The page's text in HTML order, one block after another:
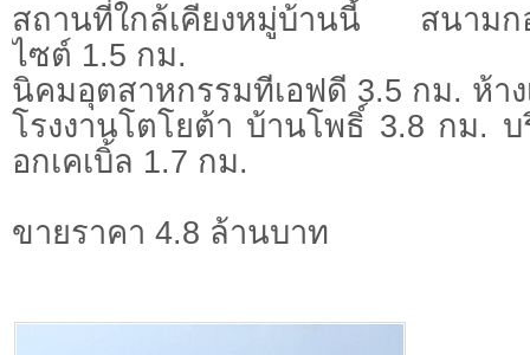
สถานที่ใกล้เคียงหมู่บ้านนี้ สนามกอ
ไซต์ 1.5 กม.
นิคมอุตสาหกรรมทีเอฟดี 3.5 กม. ห้า
โรงงานโตโยต้า บ้านโพธิ์ 3.8 กม.
อกเคเบิ้ล 1.7 กม.
ขายราคา 4.8 ล้านบาท